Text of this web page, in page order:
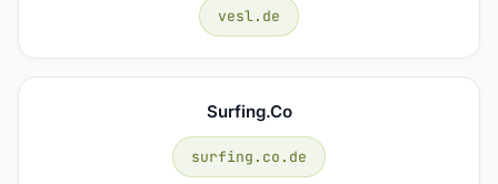
vesl.de
Surfing.co
surfing.co.de